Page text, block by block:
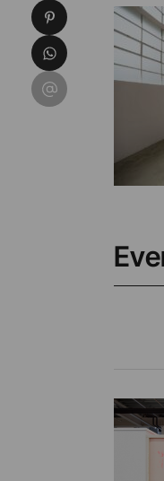
Condividi su
Condividi su
Condividi su